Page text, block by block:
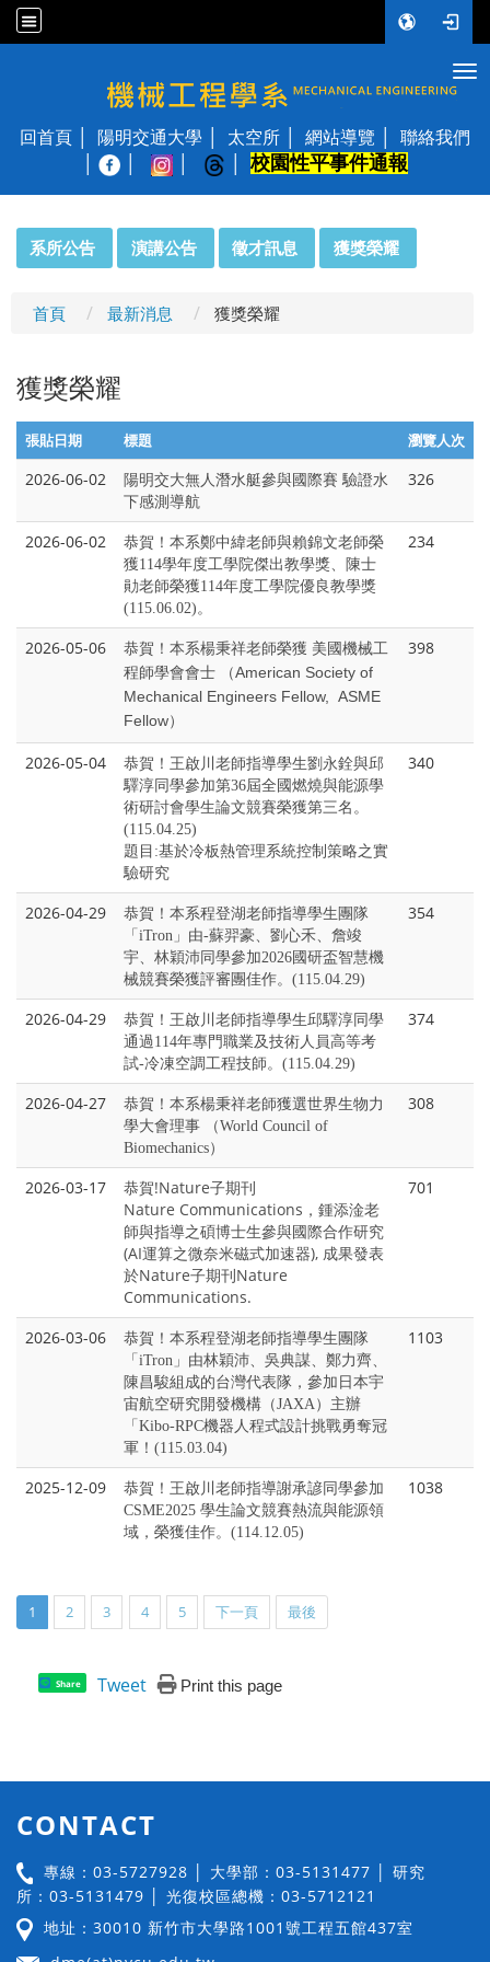
國立陽明交通大學 機械工程學系
回首頁 陽明交通大學 太空所 網站導覽
聯絡我們
校園性平事件通報
系所公告 演講公告 徵才訊息 獲獎榮耀
首頁 最新消息 獲獎榮耀
獲獎榮耀
張貼日期 標題 瀏覽人次
2026-06-02
陽明交大無人潛水艇參與國際賽 驗證水
下感測導航
326
2026-06-02
恭賀！本系鄭中緯老師與賴錦文老師榮
獲114學年度工學院傑出教學獎、陳士
勛老師榮獲114年度工學院優良教學獎
(115.06.02)。
234
2026-05-06
恭賀！本系楊秉祥老師榮獲 美國機械工
程師學會會士 （American Society of
Mechanical Engineers Fellow, ASME
Fellow）
398
2026-05-04
恭賀！王啟川老師指導學生劉永銓與邱
驛淳同學參加第36屆全國燃燒與能源學
術研討會學生論文競賽榮獲第三名。
(115.04.25)
題目:基於冷板熱管理系統控制策略之實
驗研究
340
2026-04-29
恭賀！本系程登湖老師指導學生團隊
「iTron」由-蘇羿豪、劉心禾、詹竣
宇、林穎沛同學參加2026國研盃智慧機
械競賽榮獲評審團佳作。(115.04.29)
354
2026-04-29
恭賀！王啟川老師指導學生邱驛淳同學
通過114年專門職業及技術人員高等考
試-冷凍空調工程技師。(115.04.29)
374
2026-04-27
恭賀！本系楊秉祥老師獲選世界生物力
學大會理事 （World Council of
Biomechanics）
308
2026-03-17
恭賀!Nature子期刊
Nature Communications，鍾添淦老
師與指導之碩博士生參與國際合作研究
(AI運算之微奈米磁式加速器), 成果發表
於Nature子期刊Nature
Communications.
701
2026-03-06
恭賀！本系程登湖老師指導學生團隊
「iTron」由林穎沛、吳典謀、鄭力齊、
陳昌駿組成的台灣代表隊，參加日本宇
宙航空研究開發機構（JAXA）主辦
「Kibo-RPC機器人程式設計挑戰勇奪冠
軍！(115.03.04)
1103
2025-12-09
恭賀！王啟川老師指導謝承諺同學參加
CSME2025 學生論文競賽熱流與能源領
域，榮獲佳作。(114.12.05)
1038
1 2 3 4 5 下一頁 最後
Share Tweet Print this page
CONTACT
專線：03-5727928 │ 大學部：03-5131477 │ 研究
所：03-5131479 │ 光復校區總機：03-5712121
地址：30010 新竹市大學路1001號工程五館437室